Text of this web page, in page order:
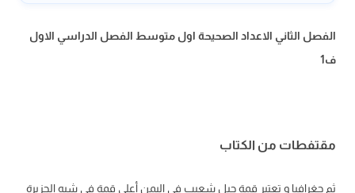
الفصل الثاني الاعداد الصحيحة اول متوسط الفصل الدراسي الاول
ف1
مقتفطات من الكتاب
ثم جغرافيا و تعتبر قمة جبل شعيب في اليمن أعلى قمة في شبه الجزيرة